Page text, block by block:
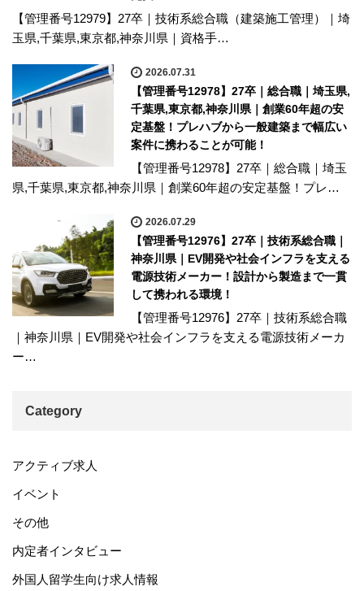
【管理番号12979】27卒｜技術系総合職（建築施工管理）｜埼
玉県,千葉県,東京都,神奈川県｜資格手…
2026.07.31
【管理番号12978】27卒｜総合職｜埼玉県,
千葉県,東京都,神奈川県｜創業60年超の安
定基盤！プレハブから一般建築まで幅広い
案件に携わることが可能！
【管理番号12978】27卒｜総合職｜埼玉
県,千葉県,東京都,神奈川県｜創業60年超の安定基盤！プレ…
2026.07.29
【管理番号12976】27卒｜技術系総合職｜
神奈川県｜EV開発や社会インフラを支える
電源技術メーカー！設計から製造まで一貫
して携われる環境！
【管理番号12976】27卒｜技術系総合職
｜神奈川県｜EV開発や社会インフラを支える電源技術メーカ
ー…
Category
アクティブ求人
イベント
その他
内定者インタビュー
外国人留学生向け求人情報